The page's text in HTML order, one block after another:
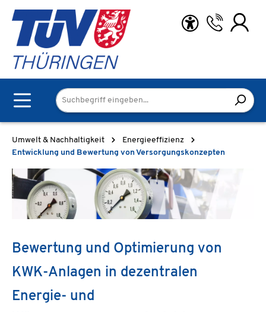
Zum Hauptinhalt springen
Umwelt & Nachhaltigkeit
Energieeffizienz
Entwicklung und Bewertung von Versorgungskonzepten
Bewertung und Optimierung von
KWK-Anlagen in dezentralen
Energie- und